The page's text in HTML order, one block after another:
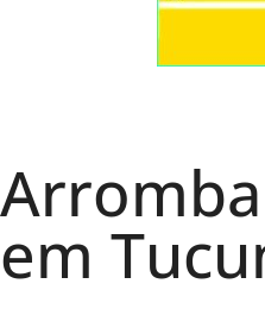
em